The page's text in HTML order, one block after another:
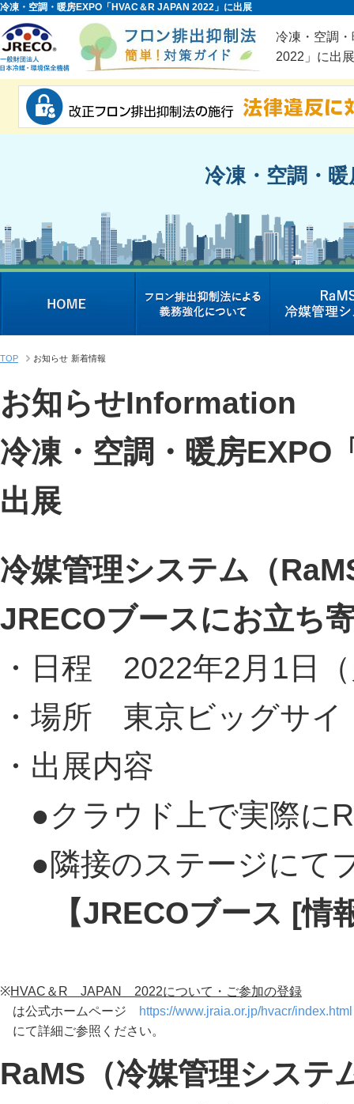
冷凍・空調・暖房EXPO「HVAC＆R JAPAN 2022」に出展
冷凍・空調
2022」に出展
冷凍・空調・
TOP お知らせ 新着情報
お知らせInformation
冷凍・空調・暖房EXPO
出展
冷媒管理システム（
JRECOブースにお立ち
・日程 2022年2月1日
・場所 東京ビッグサイ
・出展内容
●クラウド上で実際に
●隣接のステージにて
【JRECOブース [情
※HVAC＆R JAPAN 2022について・ご参加の登録
は公式ホームページ
https://www.jraia.or.jp/hvacr/index.html
にて詳細ご参照ください。
RaMS（冷媒管理シス